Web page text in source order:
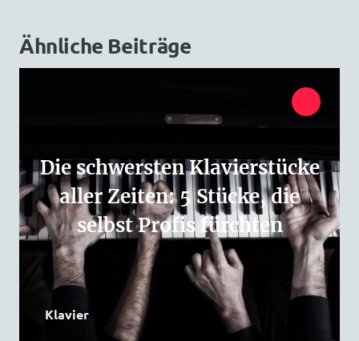
Ähnliche Beiträge
Die schwersten Klavierstücke
aller Zeiten: 5 Stücke, die
selbst Profis fürchten
Klavier